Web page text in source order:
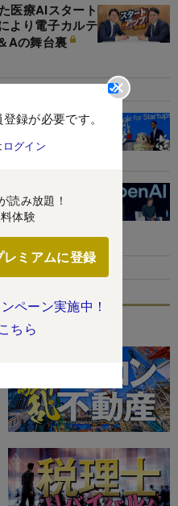
録が必要です。
ログイン
読み放題！
体験
ミアムに登録
ペーン実施中！
ちら
医療AIスタート
より電子カルテ
Aの舞台裏
スタートアップ
の裏の焦り、
タン計画”の中